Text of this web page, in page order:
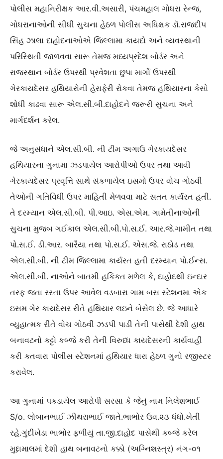
પોલીસ મહાનિરીક્ષક આર.વી.અસારી, પંચમહાલ ગોધરા રેન્જ,
ગોધરાનાઓની સીધી સુચના હેઠળ પોલીસ અધિક્ષક ડૉ.રાજદીપ
સિંહ ઝાલા દાહોદનાઓએ જિલ્લામા કાયદો અને વ્યવસ્થાની
પરિસ્થિતી જાળવવા સારૂ તેમજ મધ્યપ્રદેશ બોર્ડર અને
રાજસ્થાન બોર્ડર ઉપરથી પ્રવેશતા છુપા માર્ગો ઉપરથી
ગેરકાયદેસર હથિયારોની હેરાફેરી રોકવા તેમજ હથિયારના કેસો
શોધી કાઢવા સારૂ એલ.સી.બી.દાહોદને જરૂરી સુચના અને
માર્ગદર્શન કરેલ.
જે અનુસંધાને એલ.સી.બી. ની ટીમ અગાઉ ગેરકાયદેસર
હથિયારના ગુનામા ઝડપાયેલ આરોપીઓ ઉપર તથા આવી
ગેરકાયદેસર પ્રવૃત્તિ સાથે સંકળાયેલ ઇસમો ઉપર વોચ ગોઠવી
તેઓની ગતિવિધી ઉપર માહિતી મેળવવા માટે સતત કાર્યરત હતી.
તે દરમ્યાન એલ.સી.બી. પી.આઇ. એસ.એમ. ગામેતીનાઓની
સુચના મુજબ ગઈકાલ એલ.સી.બી.પો.સ.ઈ. આર.જે.ગામીત તથા
પો.સ.ઈ. ડી.આર. બારૈયા તથા પો.સ.ઈ. એસ.જે. રાઠોડ તથા
એલ.સી.બી. ની ટીમ જિલ્લામા કાર્યરત હતી દરમ્યાન પો.ઈન્સ.
એલ.સી.બી. નાઓને બાતમી હકિકત મળેલ કે, દાહોદથી ઇન્દાર
તરફ જતા રસ્તા ઉપર આવેલ વડબારા ગામ બસ સ્ટેશનમા એક
ઇસમ ગેર કાયદેસર રીતે હથિયાર લઇને બેસેલ છે. જે આધારે
વ્યુહાત્મક રીતે વોચ ગોઠવી ઝડપી પાડી તેની પાસેથી દેશી હાથ
બનાવટનો કટ્ટો કબ્જે કરી તેની વિરુધ્ધ કાયદેસરની કાર્યવાહી
કરી કતવારા પોલીસ સ્ટેશનમાં હથિયાર ધારા હેઠળ ગુનો રજીસ્ટર
કરાવેલ.
આ ગુનામાં પકડાયેલ આરોપી સરસા કે જેનું નામ નિલેશભાઈ
S/o. લોબાનભાઈ ઝીથરાભાઈ જાતે.ભાભોર ઉવ.૨૩ ધંધો.ખેતી
રહે.ગુંદીખેડા ભાભોર ફળીયું તા.જી.દાહોદ પાસેથી કબ્જે કરેલ
મુદ્દામાલમાં દેશી હાથ બનાવટનો કક્કો (અગ્નિશસ્ત્ર) નંગ-૦૧